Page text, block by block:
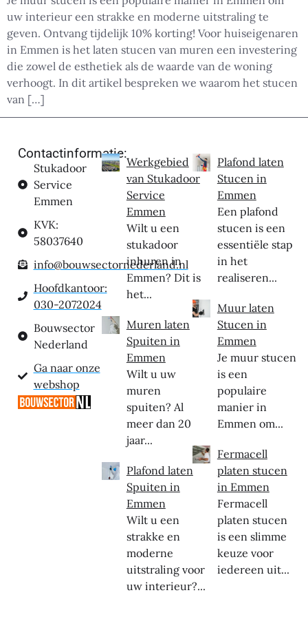
uw interieur een strakke en moderne uitstraling te
geven. Ontvang tijdelijk 10% korting! Voor huiseigenaren
in Emmen is het laten stucen van muren een investering
die zowel de esthetiek als de waarde van de woning
verhoogt. In dit artikel bespreken we waarom het stucen
van […]
Contactinformatie:
Stukadoor
Service
Emmen
KVK:
58037640
info@bouwsectornederland.nl
Hoofdkantoor:
030-2072024
Bouwsector
Nederland
Ga naar onze
webshop
Werkgebied
van Stukadoor
Service
Emmen
Wilt u een
stukadoor
inhuren in
Emmen? Dit is
het...
Muren laten
Spuiten in
Emmen
Wilt u uw
muren
spuiten? Al
meer dan 20
jaar...
Plafond laten
Spuiten in
Emmen
Wilt u een
strakke en
moderne
uitstraling voor
uw interieur?...
Plafond laten
Stucen in
Emmen
Een plafond
stucen is een
essentiële stap
in het
realiseren...
Muur laten
Stucen in
Emmen
Je muur stucen
is een
populaire
manier in
Emmen om...
Fermacell
platen stucen
in Emmen
Fermacell
platen stucen
is een slimme
keuze voor
iedereen uit...